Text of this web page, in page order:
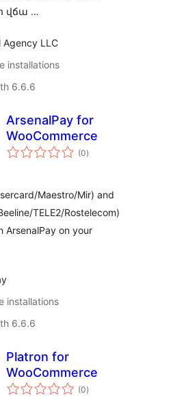
վճա …
Agency LLC
installations
6.6.6
ArsenalPay for
WooCommerce
(0total
ratings
)
Maestro/Mir) and
TELE2/Rostelecom)
ArsenalPay on your
installations
6.6.6
Platron for
WooCommerce
(0total
ratings
)